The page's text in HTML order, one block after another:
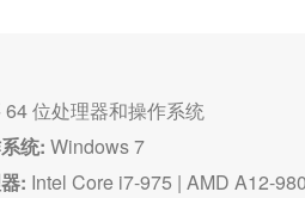
64 位处理器和操作系统
统: Windows 7
: Intel Core i7-975 | AMD A12-